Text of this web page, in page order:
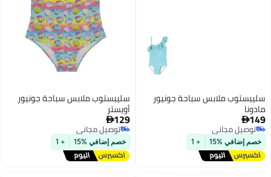
سليبستوب ملابس سباحة جونيور
مادونا
149
توصيل مجاني
توصيل مجاني
خصم إضافي %15 + 1
سليبستوب ملابس سباحة جونيور
أويستر
129
توصيل مجاني
توصيل مجاني
خصم إضافي %15 + 1